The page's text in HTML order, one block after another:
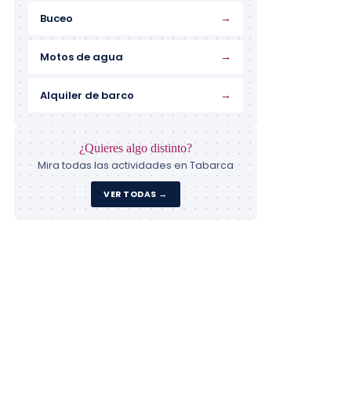
Buceo →
Motos de agua →
Alquiler de barco →
¿Quieres algo distinto?
Mira todas las actividades en Tabarca
VER TODAS →